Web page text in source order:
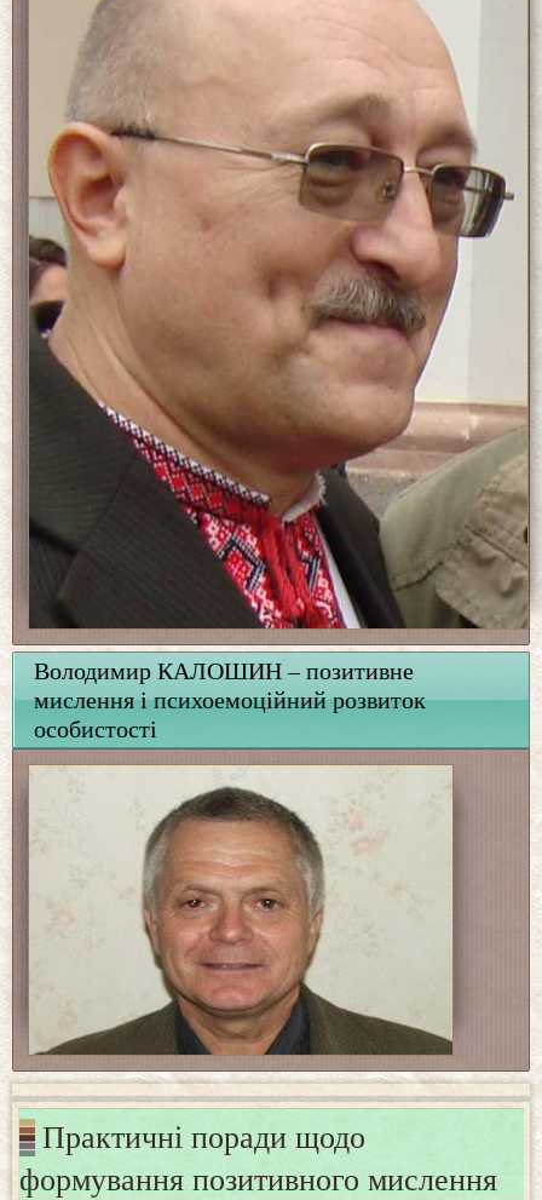
Володимир КАЛОШИН – позитивне
мислення і психоемоційний розвиток
особистості
Практичні поради щодо
формування позитивного мислення